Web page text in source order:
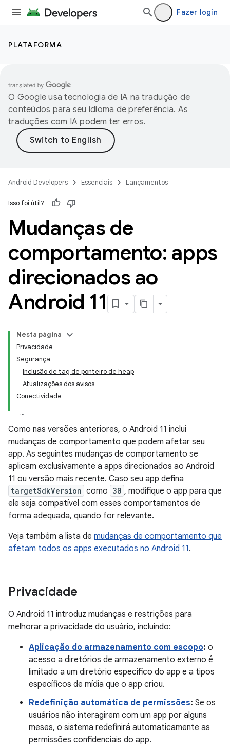
Fazer login
PLATAFORMA
O Google usa tecnologia de IA na tradução de
conteúdos para seu idioma de preferência. As
traduções com IA podem ter erros.
Android Developers Essenciais Lançamentos
Isso foi útil?
Mudanças de
comportamento: apps
direcionados ao
Android 11
Nesta página
Privacidade
Segurança
Inclusão de tag de ponteiro de heap
Atualizações dos avisos
Conectividade
Como nas versões anteriores, o Android 11 inclui
mudanças de comportamento que podem afetar seu
app. As seguintes mudanças de comportamento se
aplicam exclusivamente a apps direcionados ao Android
11 ou versão mais recente. Caso seu app defina
targetSdkVersion como 30 , modifique o app para que
ele seja compatível com esses comportamentos de
forma adequada, quando for relevante.
Veja também a lista de mudanças de comportamento que
afetam todos os apps executados no Android 11.
Privacidade
O Android 11 introduz mudanças e restrições para
melhorar a privacidade do usuário, incluindo:
Aplicação do armazenamento com escopo: o
acesso a diretórios de armazenamento externo é
limitado a um diretório específico do app e a tipos
específicos de mídia que o app criou.
Redefinição automática de permissões: Se os
usuários não interagirem com um app por alguns
meses, o sistema redefinirá automaticamente as
permissões confidenciais do app.